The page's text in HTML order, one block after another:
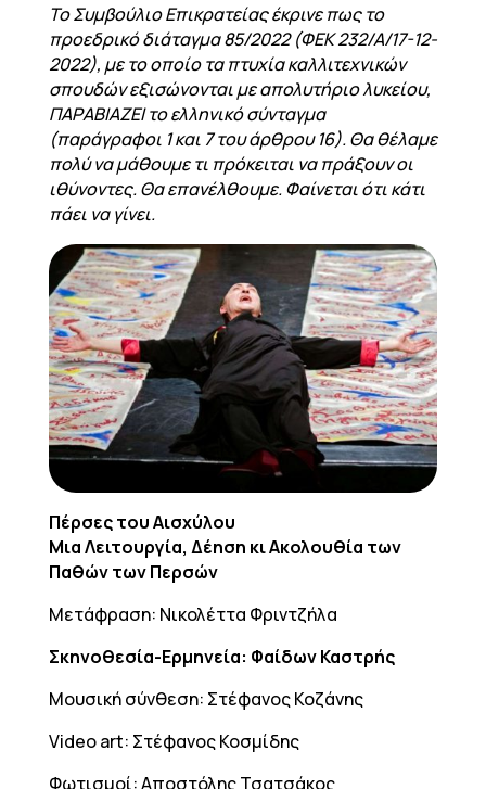
To Συμβούλιο Επικρατείας έκρινε πως το
προεδρικό διάταγμα 85/2022 (ΦΕΚ 232/Α/17-12-
2022), με το οποίο τα πτυχία καλλιτεχνικών
σπουδών εξισώνονται με απολυτήριο λυκείου,
ΠΑΡΑΒΙΑΖΕΙ το ελληνικό σύνταγμα
(παράγραφοι 1 και 7 του άρθρου 16). Θα θέλαμε
πολύ να μάθουμε τι πρόκειται να πράξουν οι
ιθύνοντες. Θα επανέλθουμε. Φαίνεται ότι κάτι
πάει να γίνει.
Πέρσες του Αισχύλου
Μια Λειτουργία, Δέηση κι Ακολουθία των
Παθών των Περσών
Μετάφραση: Νικολέττα Φριντζήλα
Σκηνοθεσία-Ερμηνεία: Φαίδων Καστρής
Μουσική σύνθεση: Στέφανος Κοζάνης
Video art: Στέφανος Κοσμίδης
Φωτισμοί: Αποστόλης Τσατσάκος